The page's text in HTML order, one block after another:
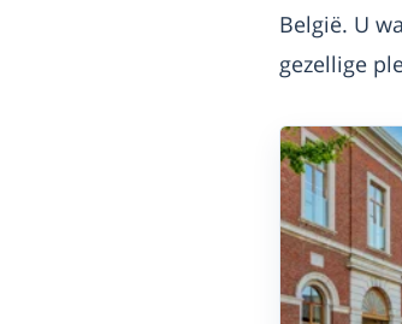
België. U
gezellige